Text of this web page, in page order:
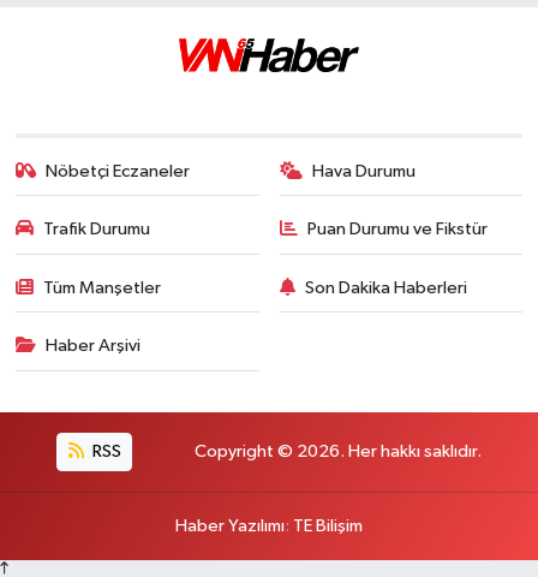
Nöbetçi Eczaneler Hava Durumu
Trafik Durumu Puan Durumu ve Fikstür
Tüm Manşetler Son Dakika Haberleri
Haber Arşivi
RSS Copyright © 2026. Her hakkı saklıdır.
Haber Yazılımı: TE Bilişim